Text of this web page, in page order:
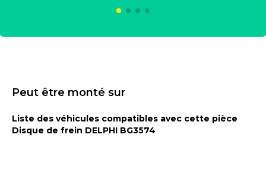
Peut être monté sur
Liste des véhicules compatibles avec cette pièce
Disque de frein DELPHI BG3574